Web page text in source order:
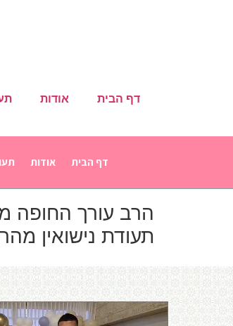
דף הבית אודות
דף הבית אודות
הרב עורך החופה
תעודת נישואין